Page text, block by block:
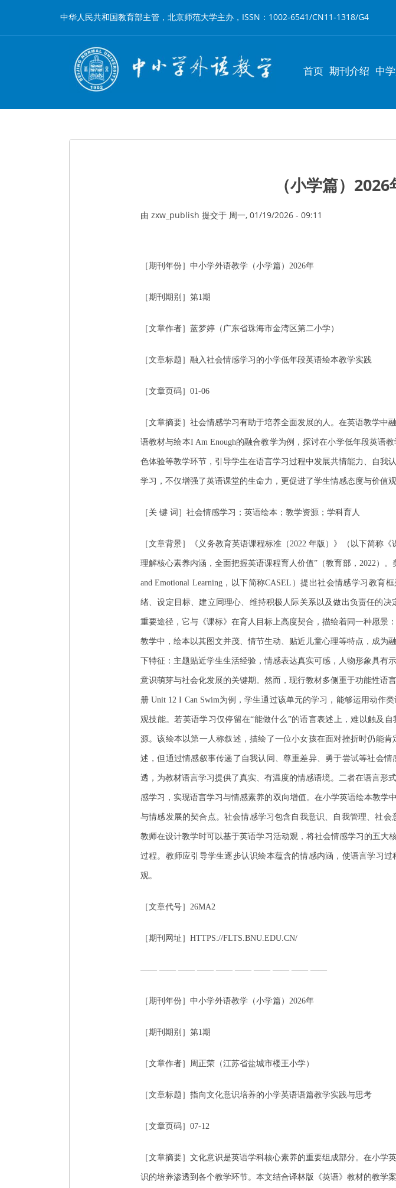
到
中华人民共和国教育部主管，北京师范大学主办，ISSN：1002-6541/CN11-1318/G4
Main
首页 期刊介绍 中
（小学篇）
由 zxw_publish 提交于 周一, 01/19/2026 - 09:11
［期刊年份］中小学外语教学（小学篇）2026年
［期刊期别］第1期
［文章作者］蓝梦婷（广东省珠海市金湾区第二小学）
［文章标题］融入社会情感学习的小学低年段英语绘本教学实践
［文章页码］01-06
［文章摘要］社会情感学习有助于培养全面发展的人。在英语教学
语教材与绘本I Am Enough的融合教学为例，探讨在小学低年段英语
色体验等教学环节，引导学生在语言学习过程中发展共情能力、自我
学习，不仅增强了英语课堂的生命力，更促进了学生情感态度与价值
［关 键 词］社会情感学习；英语绘本；教学资源；学科育人
［文章背景］《义务教育英语课程标准（2022 年版）》（以下简称
理解核心素养内涵，全面把握英语课程育人价值”（教育部，2022）
and Emotional Learning，以下简称CASEL）提出社会情感学习教育
绪、设定目标、建立同理心、维持积极人际关系以及做出负责任的
重要途径，它与《课标》在育人目标上高度契合，描绘着同一种愿景
教学中，绘本以其图文并茂、情节生动、贴近儿童心理等特点，成为
下特征：主题贴近学生生活经验，情感表达真实可感，人物形象具有
意识萌芽与社会化发展的关键期。然而，现行教材多侧重于功能性语
册 Unit 12 I Can Swim为例，学生通过该单元的学习，能够运用动作
观技能。若英语学习仅停留在“能做什么”的语言表述上，难以触及
源。该绘本以第一人称叙述，描绘了一位小女孩在面对挫折时仍能
述，但通过情感叙事传递了自我认同、尊重差异、勇于尝试等社会
透，为教材语言学习提供了真实、有温度的情感语境。二者在语言形
感学习，实现语言学习与情感素养的双向增值。在小学英语绘本教学
与情感发展的契合点。社会情感学习包含自我意识、自我管理、社会
教师在设计教学时可以基于英语学习活动观，将社会情感学习的五
过程。教师应引导学生逐步认识绘本蕴含的情感内涵，使语言学习
观。
［文章代号］26MA2
［期刊网址］HTTPS://FLTS.BNU.EDU.CN/
—— —— —— —— —— —— —— —— —— ——
［期刊年份］中小学外语教学（小学篇）2026年
［期刊期别］第1期
［文章作者］周正荣（江苏省盐城市楼王小学）
［文章标题］指向文化意识培养的小学英语语篇教学实践与思考
［文章页码］07-12
［文章摘要］文化意识是英语学科核心素养的重要组成部分。在小
识的培养渗透到各个教学环节。本文结合译林版《英语》教材的教学